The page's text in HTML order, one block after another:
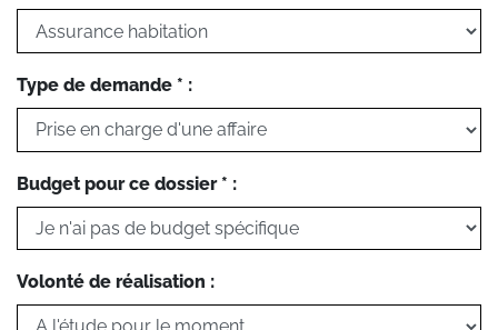
Type de demande * :
Budget pour ce dossier * :
Volonté de réalisation :